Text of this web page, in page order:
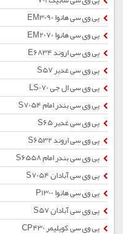
پی وی سی هانوا EM3090
پی وی سی هانوا EM2070
پی وی سی اروند E6834
پی وی سی غدیر S57
پی وی سی ال جی LS070
پی وی سی بندر امام S7054
پی وی سی غدیر S65
پی وی سی اروند S6532
پی وی سی بندر امام S6558
پی وی سی آبادان S7054
پی وی سی هانوا P1300
پی وی سی آبادان S57
پی وی سی کوپلیمر CP430